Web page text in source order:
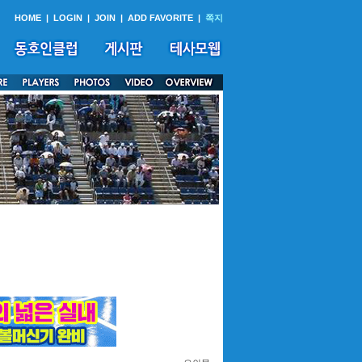
HOME | LOGIN | JOIN | ADD FAVORITE | 쪽지